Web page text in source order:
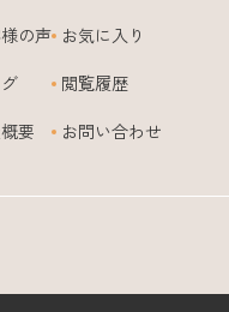
の声
要
お気に入り
閲覧履歴
お問い合わせ